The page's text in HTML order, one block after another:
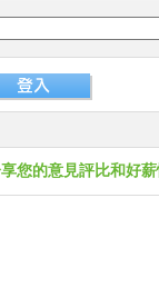
您的意見評比和好